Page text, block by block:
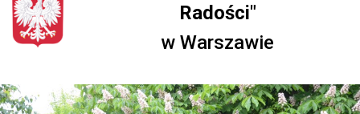
Radości"
w Warszawie